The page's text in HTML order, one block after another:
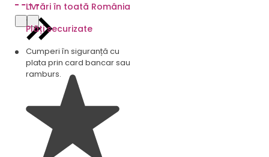
Livrări în toată România
Plăți securizate
Cumperi în siguranță cu
plata prin card bancar sau
ramburs.